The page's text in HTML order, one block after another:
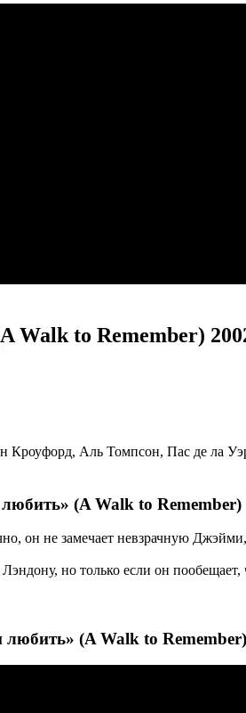
Walk to Remember)
Аль Томпсон, Пас де ла
(A Walk to Remember)
он не замечает невзрачную
но только если он пообещает,
(A Walk to